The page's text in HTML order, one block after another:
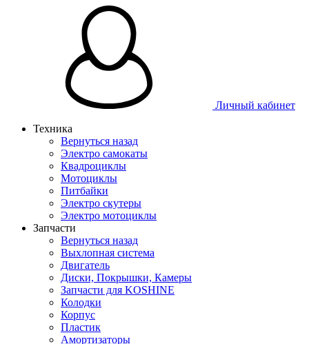
Личный кабинет
Техника
Вернуться назад
Электро самокаты
Квадроциклы
Мотоциклы
Питбайки
Электро скутеры
Электро мотоциклы
Запчасти
Вернуться назад
Выхлопная система
Двигатель
Диски, Покрышки, Камеры
Запчасти для KOSHINE
Колодки
Корпус
Пластик
Амортизаторы